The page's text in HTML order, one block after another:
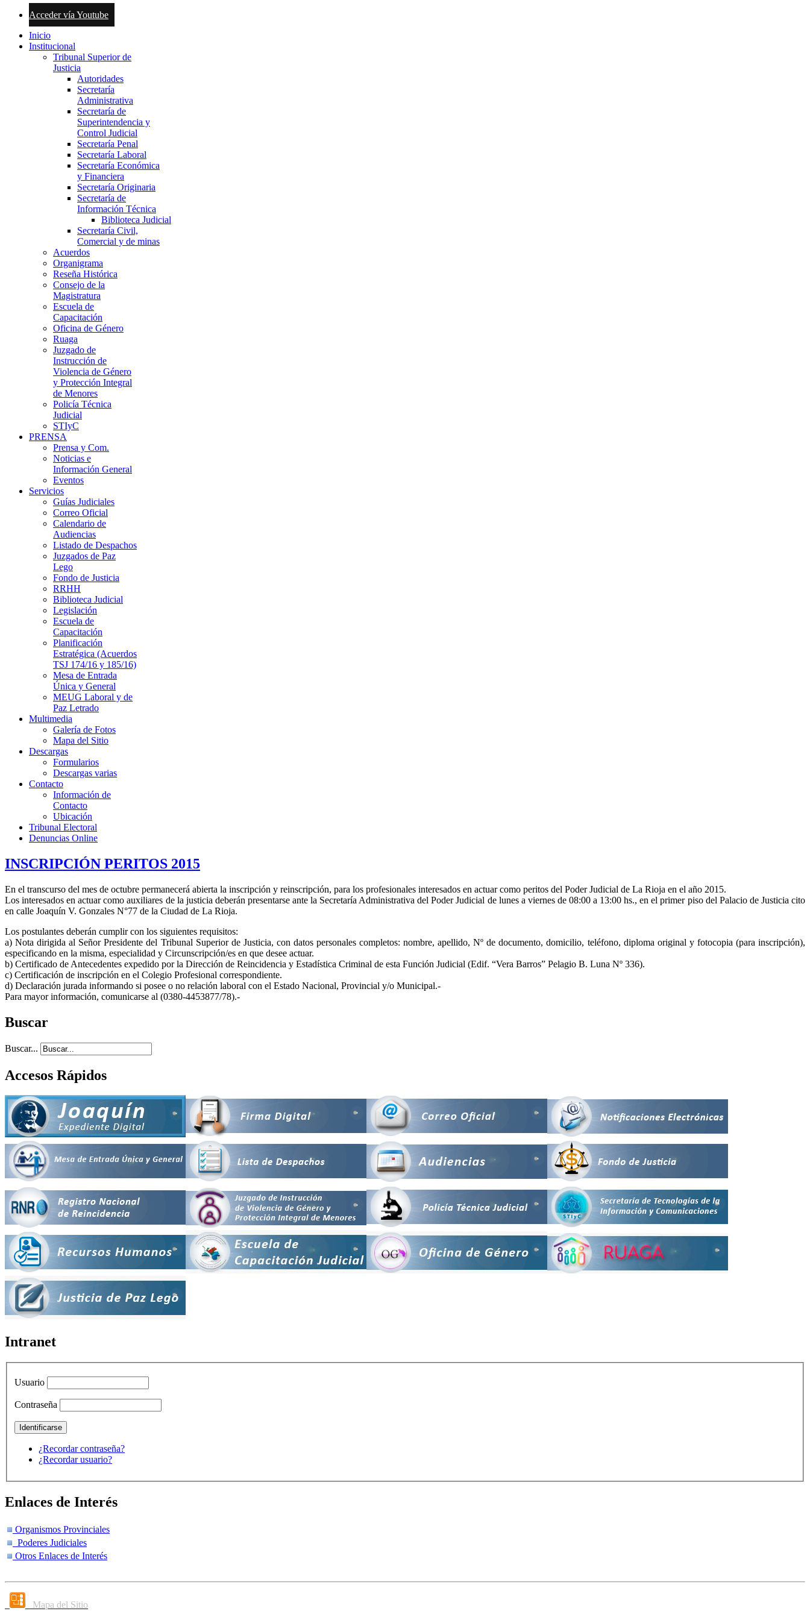
Acceder vía Youtube
Inicio
Institucional
Tribunal Superior de
Justicia
Autoridades
Secretaría
Administrativa
Secretaría de
Superintendencia y
Control Judicial
Secretaría Penal
Secretaría Laboral
Secretaría Económica
y Financiera
Secretaría Originaria
Secretaría de
Información Técnica
Biblioteca Judicial
Secretaría Civil,
Comercial y de minas
Acuerdos
Organigrama
Reseña Histórica
Consejo de la
Magistratura
Escuela de
Capacitación
Oficina de Género
Ruaga
Juzgado de
Instrucción de
Violencia de Género
y Protección Integral
de Menores
Policía Técnica
Judicial
STIyC
PRENSA
Prensa y Com.
Noticias e
Información General
Eventos
Servicios
Guías Judiciales
Correo Oficial
Calendario de
Audiencias
Listado de Despachos
Juzgados de Paz
Lego
Fondo de Justicia
RRHH
Biblioteca Judicial
Legislación
Escuela de
Capacitación
Planificación
Estratégica (Acuerdos
TSJ 174/16 y 185/16)
Mesa de Entrada
Única y General
MEUG Laboral y de
Paz Letrado
Multimedia
Galería de Fotos
Mapa del Sitio
Descargas
Formularios
Descargas varias
Contacto
Información de
Contacto
Ubicación
Tribunal Electoral
Denuncias Online
INSCRIPCIÓN PERITOS 2015
En el transcurso del mes de octubre permanecerá abierta la inscripción y reinscripción, para los profesionales interesados en actuar como peritos del Poder Judicial de La Rioja en el año 2015.
Los interesados en actuar como auxiliares de la justicia deberán presentarse ante la Secretaría Administrativa del Poder Judicial de lunes a viernes de 08:00 a 13:00 hs., en el primer piso del Palacio de Justicia cito
en calle Joaquín V. Gonzales N°77 de la Ciudad de La Rioja.
Los postulantes deberán cumplir con los siguientes requisitos:
a) Nota dirigida al Señor Presidente del Tribunal Superior de Justicia, con datos personales completos: nombre, apellido, Nº de documento, domicilio, teléfono, diploma original y fotocopia (para inscripción),
especificando en la misma, especialidad y Circunscripción/es en que desee actuar.
b) Certificado de Antecedentes expedido por la Dirección de Reincidencia y Estadística Criminal de esta Función Judicial (Edif. “Vera Barros” Pelagio B. Luna Nº 336).
c) Certificación de inscripción en el Colegio Profesional correspondiente.
d) Declaración jurada informando si posee o no relación laboral con el Estado Nacional, Provincial y/o Municipal.-
Para mayor información, comunicarse al (0380-4453877/78).-
Buscar
Buscar...
Accesos Rápidos
Intranet
Usuario
Contraseña
¿Recordar contraseña?
¿Recordar usuario?
Enlaces de Interés
Organismos Provinciales
Poderes Judiciales
Otros Enlaces de Interés
Mapa del Sitio